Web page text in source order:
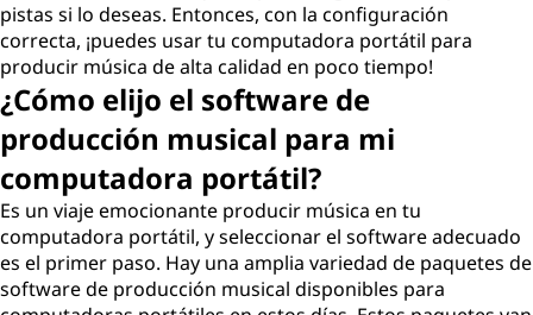
m
u
s
i
c
pistas si lo deseas. Entonces, con la configuración
correcta, ¡puedes usar tu computadora portátil para
producir música de alta calidad en poco tiempo!
¿Cómo elijo el software de
producción musical para mi
computadora portátil?
Es un viaje emocionante producir música en tu
computadora portátil, y seleccionar el software adecuado
es el primer paso. Hay una amplia variedad de paquetes de
software de producción musical disponibles para